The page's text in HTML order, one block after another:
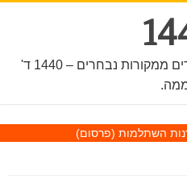
חדשות, מבזקי חדשות ומאמרים ממקורות נבחרים – 1440 ד'
השתלמות (פרסום)